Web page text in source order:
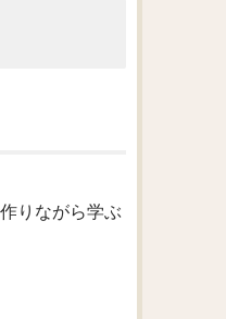
りながら学ぶ